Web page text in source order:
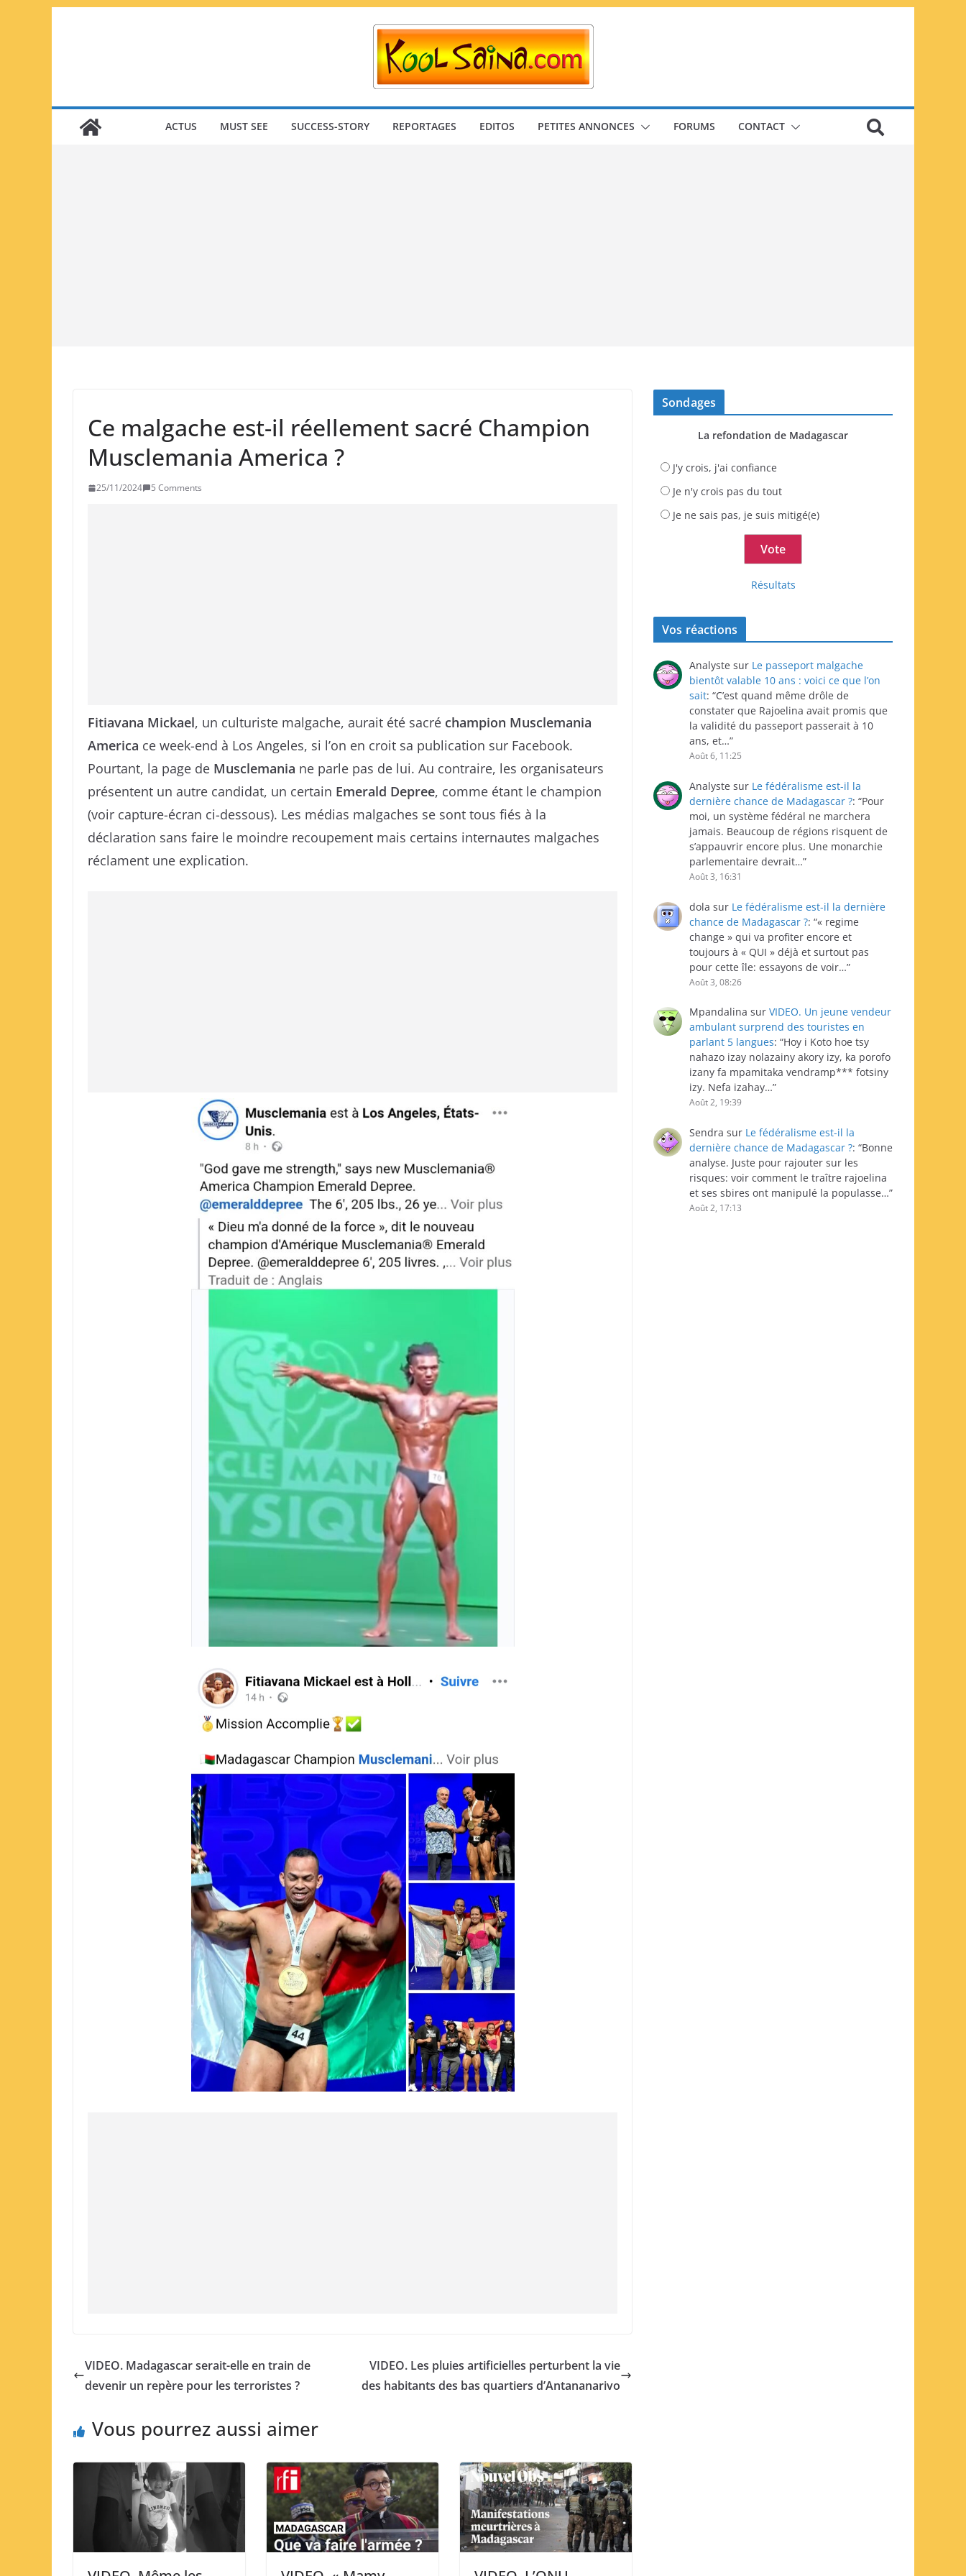
ACTUS MUST SEE SUCCESS-STORY REPORTAGES EDITOS PETITES ANNONCES FORUMS CONTACT
Ce malgache est-il réellement sacré Champion
Musclemania America ?
25/11/2024 5 Comments
Fitiavana Mickael, un culturiste malgache, aurait été sacré champion Musclemania
America ce week-end à Los Angeles, si l’on en croit sa publication sur Facebook.
Pourtant, la page de Musclemania ne parle pas de lui. Au contraire, les organisateurs
présentent un autre candidat, un certain Emerald Depree, comme étant le champion
(voir capture-écran ci-dessous). Les médias malgaches se sont tous fiés à la
déclaration sans faire le moindre recoupement mais certains internautes malgaches
réclament une explication.
VIDEO. Madagascar serait-elle en train de
devenir un repère pour les terroristes ?
VIDEO. Les pluies artificielles perturbent la vie
des habitants des bas quartiers d’Antananarivo
Vous pourrez aussi aimer
Sondages
La refondation de Madagascar
J'y crois, j'ai confiance
Je n'y crois pas du tout
Je ne sais pas, je suis mitigé(e)
Résultats
Vos réactions
Analyste sur Le passeport malgache
bientôt valable 10 ans : voici ce que l’on
sait: “C’est quand même drôle de
constater que Rajoelina avait promis que
la validité du passeport passerait à 10
ans, et…”
Août 6, 11:25
Analyste sur Le fédéralisme est-il la
dernière chance de Madagascar ?: “Pour
moi, un système fédéral ne marchera
jamais. Beaucoup de régions risquent de
s’appauvrir encore plus. Une monarchie
parlementaire devrait…”
Août 3, 16:31
dola sur Le fédéralisme est-il la dernière
chance de Madagascar ?: “« regime
change » qui va profiter encore et
toujours à « QUI » déjà et surtout pas
pour cette île: essayons de voir…”
Août 3, 08:26
Mpandalina sur VIDEO. Un jeune vendeur
ambulant surprend des touristes en
parlant 5 langues: “Hoy i Koto hoe tsy
nahazo izay nolazainy akory izy, ka porofo
izany fa mpamitaka vendramp*** fotsiny
izy. Nefa izahay…”
Août 2, 19:39
Sendra sur Le fédéralisme est-il la
dernière chance de Madagascar ?: “Bonne
analyse. Juste pour rajouter sur les
risques: voir comment le traître rajoelina
et ses sbires ont manipulé la populasse…”
Août 2, 17:13